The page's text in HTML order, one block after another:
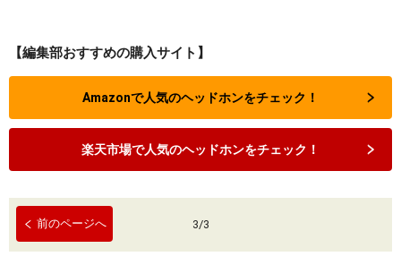
【編集部おすすめの購入サイト】
Amazonで人気のヘッドホンをチェック！
楽天市場で人気のヘッドホンをチェック！
前のページへ 3/3